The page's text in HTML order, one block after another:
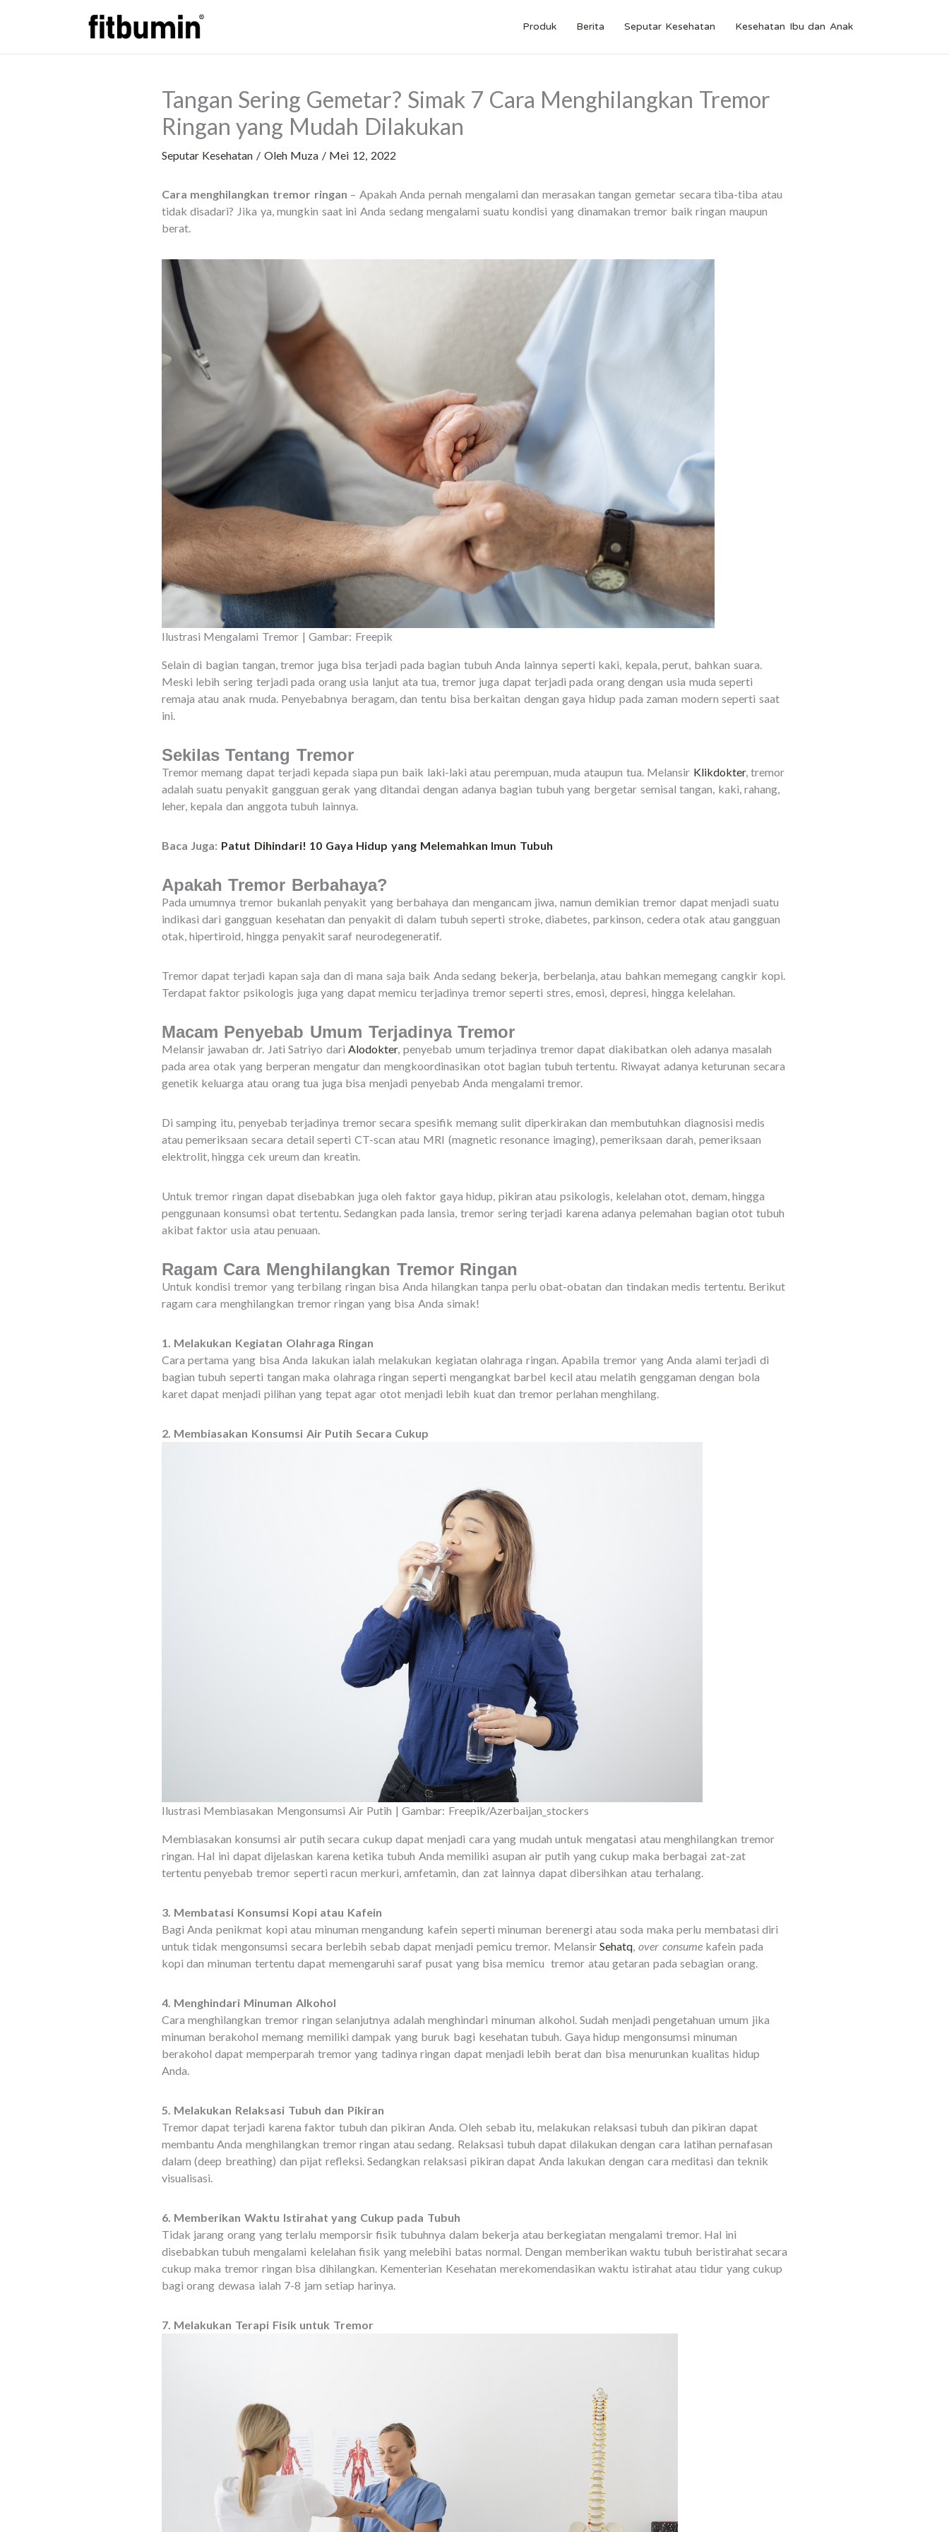
Produk Berita Seputar Kesehatan Kesehatan Ibu dan Anak
Tangan Sering Gemetar? Simak 7 Cara Menghilangkan Tremor
Ringan yang Mudah Dilakukan
Seputar Kesehatan / Oleh Muza / Mei 12, 2022
Cara menghilangkan tremor ringan – Apakah Anda pernah mengalami dan merasakan tangan gemetar secara tiba-tiba atau
tidak disadari? Jika ya, mungkin saat ini Anda sedang mengalami suatu kondisi yang dinamakan tremor baik ringan maupun
berat.
Ilustrasi Mengalami Tremor | Gambar: Freepik
Selain di bagian tangan, tremor juga bisa terjadi pada bagian tubuh Anda lainnya seperti kaki, kepala, perut, bahkan suara.
Meski lebih sering terjadi pada orang usia lanjut ata tua, tremor juga dapat terjadi pada orang dengan usia muda seperti
remaja atau anak muda. Penyebabnya beragam, dan tentu bisa berkaitan dengan gaya hidup pada zaman modern seperti saat
ini.
Sekilas Tentang Tremor
Tremor memang dapat terjadi kepada siapa pun baik laki-laki atau perempuan, muda ataupun tua. Melansir Klikdokter, tremor
adalah suatu penyakit gangguan gerak yang ditandai dengan adanya bagian tubuh yang bergetar semisal tangan, kaki, rahang,
leher, kepala dan anggota tubuh lainnya.
Baca Juga: Patut Dihindari! 10 Gaya Hidup yang Melemahkan Imun Tubuh
Apakah Tremor Berbahaya?
Pada umumnya tremor bukanlah penyakit yang berbahaya dan mengancam jiwa, namun demikian tremor dapat menjadi suatu
indikasi dari gangguan kesehatan dan penyakit di dalam tubuh seperti stroke, diabetes, parkinson, cedera otak atau gangguan
otak, hipertiroid, hingga penyakit saraf neurodegeneratif.
Tremor dapat terjadi kapan saja dan di mana saja baik Anda sedang bekerja, berbelanja, atau bahkan memegang cangkir kopi.
Terdapat faktor psikologis juga yang dapat memicu terjadinya tremor seperti stres, emosi, depresi, hingga kelelahan.
Macam Penyebab Umum Terjadinya Tremor
Melansir jawaban dr. Jati Satriyo dari Alodokter, penyebab umum terjadinya tremor dapat diakibatkan oleh adanya masalah
pada area otak yang berperan mengatur dan mengkoordinasikan otot bagian tubuh tertentu. Riwayat adanya keturunan secara
genetik keluarga atau orang tua juga bisa menjadi penyebab Anda mengalami tremor.
Di samping itu, penyebab terjadinya tremor secara spesifik memang sulit diperkirakan dan membutuhkan diagnosisi medis
atau pemeriksaan secara detail seperti CT-scan atau MRI (magnetic resonance imaging), pemeriksaan darah, pemeriksaan
elektrolit, hingga cek ureum dan kreatin.
Untuk tremor ringan dapat disebabkan juga oleh faktor gaya hidup, pikiran atau psikologis, kelelahan otot, demam, hingga
penggunaan konsumsi obat tertentu. Sedangkan pada lansia, tremor sering terjadi karena adanya pelemahan bagian otot tubuh
akibat faktor usia atau penuaan.
Ragam Cara Menghilangkan Tremor Ringan
Untuk kondisi tremor yang terbilang ringan bisa Anda hilangkan tanpa perlu obat-obatan dan tindakan medis tertentu. Berikut
ragam cara menghilangkan tremor ringan yang bisa Anda simak!
1. Melakukan Kegiatan Olahraga Ringan
Cara pertama yang bisa Anda lakukan ialah melakukan kegiatan olahraga ringan. Apabila tremor yang Anda alami terjadi di
bagian tubuh seperti tangan maka olahraga ringan seperti mengangkat barbel kecil atau melatih genggaman dengan bola
karet dapat menjadi pilihan yang tepat agar otot menjadi lebih kuat dan tremor perlahan menghilang.
2. Membiasakan Konsumsi Air Putih Secara Cukup
Ilustrasi Membiasakan Mengonsumsi Air Putih | Gambar: Freepik/Azerbaijan_stockers
Membiasakan konsumsi air putih secara cukup dapat menjadi cara yang mudah untuk mengatasi atau menghilangkan tremor
ringan. Hal ini dapat dijelaskan karena ketika tubuh Anda memiliki asupan air putih yang cukup maka berbagai zat-zat
tertentu penyebab tremor seperti racun merkuri, amfetamin, dan zat lainnya dapat dibersihkan atau terhalang.
3. Membatasi Konsumsi Kopi atau Kafein
Bagi Anda penikmat kopi atau minuman mengandung kafein seperti minuman berenergi atau soda maka perlu membatasi diri
untuk tidak mengonsumsi secara berlebih sebab dapat menjadi pemicu tremor. MelansirSehatq over consumekafein pada
kopi dan minuman tertentu dapat memengaruhi saraf pusat yang bisa memicu tremor atau getaran pada sebagian orang.
4. Menghindari Minuman Alkohol
Cara menghilangkan tremor ringan selanjutnya adalah menghindari minuman alkohol. Sudah menjadi pengetahuan umum jika
minuman berakohol memang memiliki dampak yang buruk bagi kesehatan tubuh. Gaya hidup mengonsumsi minuman
berakohol dapat memperparah tremor yang tadinya ringan dapat menjadi lebih berat dan bisa menurunkan kualitas hidup
Anda.
5. Melakukan Relaksasi Tubuh dan Pikiran
Tremor dapat terjadi karena faktor tubuh dan pikiran Anda. Oleh sebab itu, melakukan relaksasi tubuh dan pikiran dapat
membantu Anda menghilangkan tremor ringan atau sedang. Relaksasi tubuh dapat dilakukan dengan cara latihan pernafasan
dalam (deep breathing) dan pijat refleksi. Sedangkan relaksasi pikiran dapat Anda lakukan dengan cara meditasi dan teknik
visualisasi.
6. Memberikan Waktu Istirahat yang Cukup pada Tubuh
Tidak jarang orang yang terlalu memporsir fisik tubuhnya dalam bekerja atau berkegiatan mengalami tremor. Hal ini
disebabkan tubuh mengalami kelelahan fisik yang melebihi batas normal. Dengan memberikan waktu tubuh beristirahat secara
cukup maka tremor ringan bisa dihilangkan. Kementerian Kesehatan merekomendasikan waktu istirahat atau tidur yang cukup
bagi orang dewasa ialah 7-8 jam setiap harinya.
7. Melakukan Terapi Fisik untuk Tremor